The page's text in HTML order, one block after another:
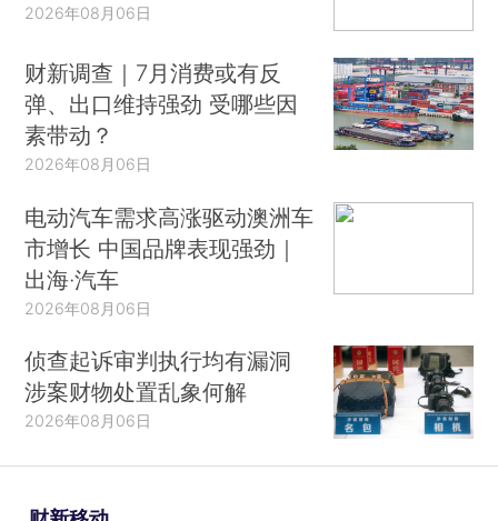
2026年08月06日
财新调查｜7月消费或有反
弹、出口维持强劲 受哪些因
素带动？
2026年08月06日
电动汽车需求高涨驱动澳洲车
市增长 中国品牌表现强劲｜
出海·汽车
2026年08月06日
侦查起诉审判执行均有漏洞
涉案财物处置乱象何解
2026年08月06日